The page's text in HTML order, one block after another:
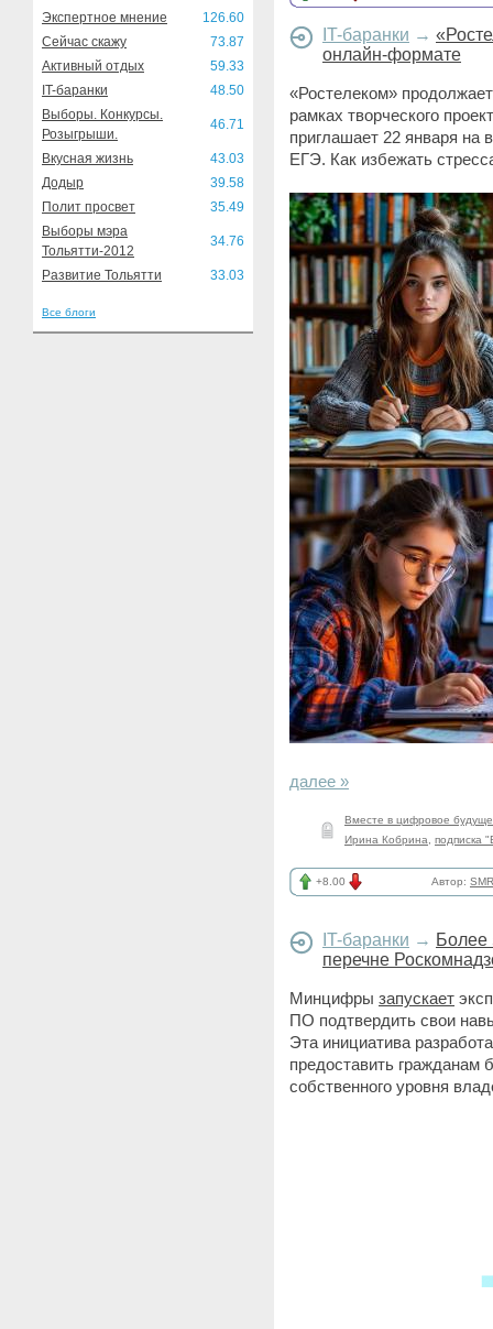
Экспертное мнение
126.60
Сейчас скажу
73.87
Активный отдых
59.33
IT-баранки
48.50
Выборы. Конкурсы.
Розыгрыши.
46.71
Вкусная жизнь
43.03
Додыр
39.58
Полит просвет
35.49
Выборы мэра
Тольятти-2012
34.76
Развитие Тольятти 33.03
Все блоги
IT-баранки →
онлайн-формате
«Ростелеком»
рамках творческого
приглашает 22 января на
ЕГЭ. Как избежать
далее »
Вместе в цифровое
Ирина Кобрина
подписка
+8.00 Автор:
IT-баранки → Более
перечне
Минцифры запускает
ПО подтвердить свои
Эта инициатива
предоставить гражданам
собственного уровня